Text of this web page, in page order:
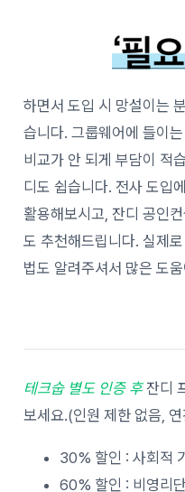
하면서 도입 시 망설이는
습니다. 그룹웨어에 들이
비교가 안 되게 부담이 적
디도 쉽습니다. 전사 도입
활용해보시고, 잔디 공인
도 추천해드립니다. 실제
법도 알려주셔서 많은 도
테크숩 별도 인증 후잔디
보세요.(인원 제한 없음,
30% 할인 : 사회적
60% 할인 : 비영리